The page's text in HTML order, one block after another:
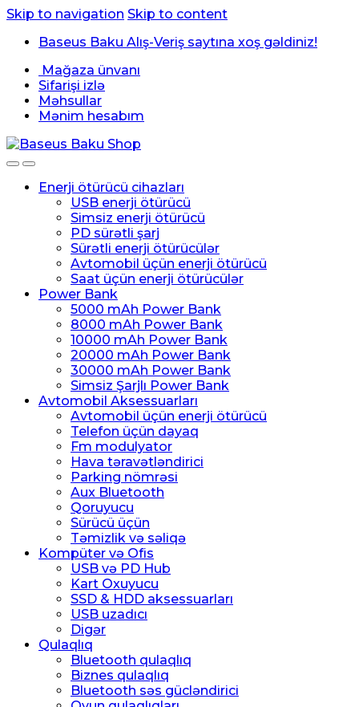
Skip to navigation Skip to content
Baseus Baku Alış-Veriş saytına xoş gəldiniz!
Mağaza ünvanı
Sifarişi izlə
Məhsullar
Mənim hesabım
Enerji ötürücü cihazları
USB enerji ötürücü
Simsiz enerji ötürücü
PD sürətli şarj
Sürətli enerji ötürücülər
Avtomobil üçün enerji ötürücü
Saat üçün enerji ötürücülər
Power Bank
5000 mAh Power Bank
8000 mAh Power Bank
10000 mAh Power Bank
20000 mAh Power Bank
30000 mAh Power Bank
Simsiz Şarjlı Power Bank
Avtomobil Aksessuarları
Avtomobil üçün enerji ötürücü
Telefon üçün dayaq
Fm modulyator
Hava təravətləndirici
Parking nömrəsi
Aux Bluetooth
Qoruyucu
Sürücü üçün
Təmizlik və səliqə
Kompüter və Ofis
USB və PD Hub
Kart Oxuyucu
SSD & HDD aksessuarları
USB uzadıcı
Digər
Qulaqlıq
Bluetooth qulaqlıq
Biznes qulaqlıq
Bluetooth səs gücləndirici